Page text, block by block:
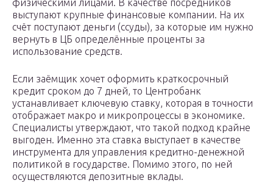
физическими лицами. В качестве посредников
выступают крупные финансовые компании. На их
счёт поступают деньги (ссуды), за которые им нужно
вернуть в ЦБ определённые проценты за
использование средств.
Если заёмщик хочет оформить краткосрочный
кредит сроком до 7 дней, то Центробанк
устанавливает ключевую ставку, которая в точности
отображает макро и микропроцессы в экономике.
Специалисты утверждают, что такой подход крайне
выгоден. Именно эта ставка выступает в качестве
инструмента для управления кредитно-денежной
политикой в государстве. Помимо этого, по ней
осуществляются депозитные вклады.